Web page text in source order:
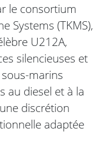
le consortium
Systems (TKMS),
U212A,
silencieuses et
marins
au diesel et à la
discrétion
adaptée